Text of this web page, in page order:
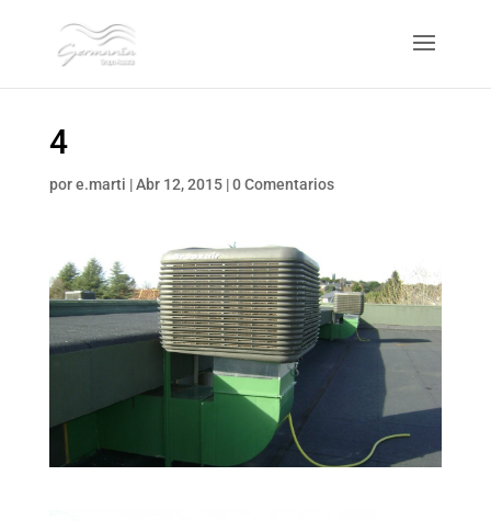
4
pore.marti |Abr 12, 2015|0 Comentarios